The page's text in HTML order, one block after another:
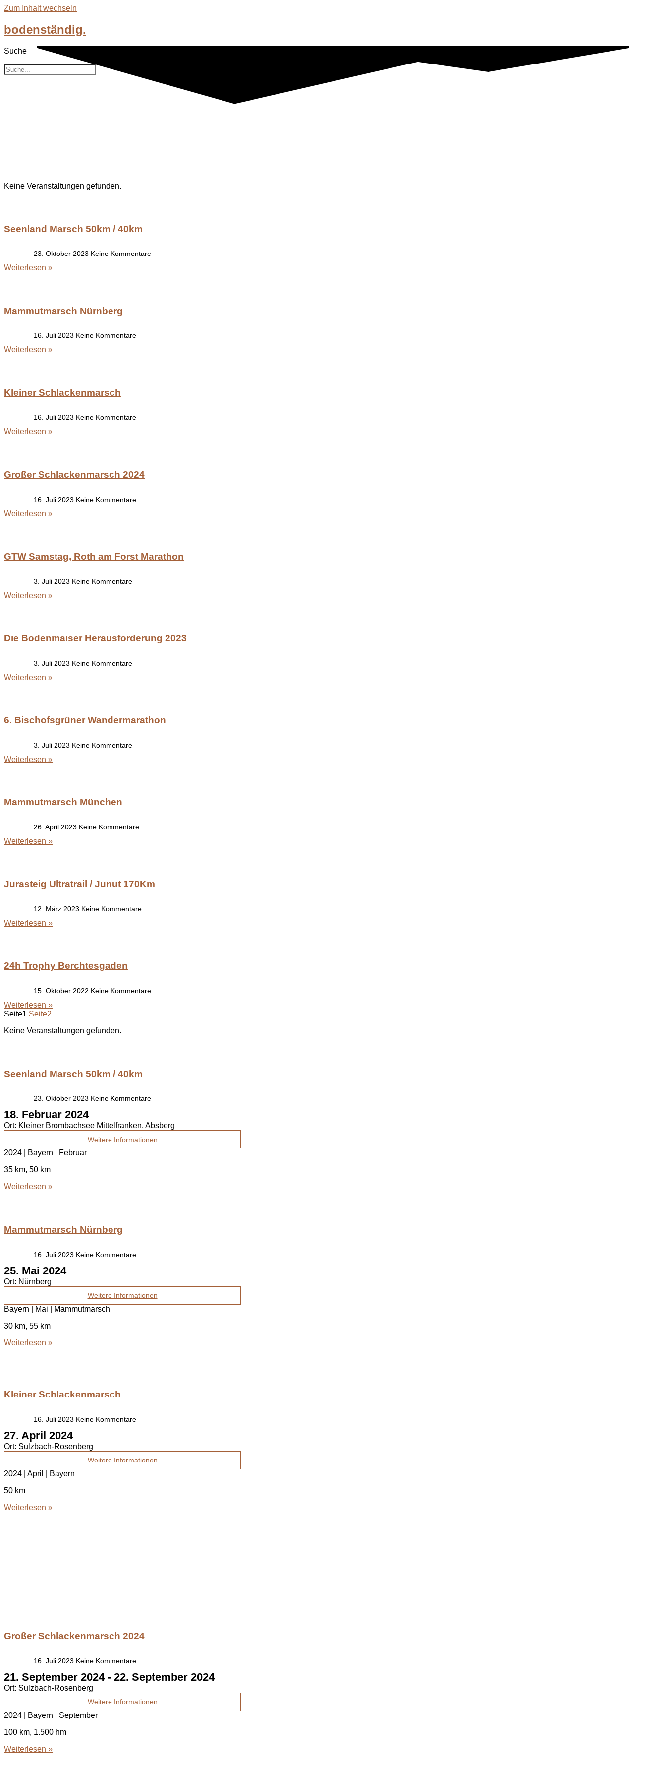
Zum Inhalt wechseln
bodenständig.
Suche
Keine Veranstaltungen gefunden.
Seenland Marsch 50km / 40km
23. Oktober 2023 Keine Kommentare
Weiterlesen »
Mammutmarsch Nürnberg
16. Juli 2023 Keine Kommentare
Weiterlesen »
Kleiner Schlackenmarsch
16. Juli 2023 Keine Kommentare
Weiterlesen »
Großer Schlackenmarsch 2024
16. Juli 2023 Keine Kommentare
Weiterlesen »
GTW Samstag, Roth am Forst Marathon
3. Juli 2023 Keine Kommentare
Weiterlesen »
Die Bodenmaiser Herausforderung 2023
3. Juli 2023 Keine Kommentare
Weiterlesen »
6. Bischofsgrüner Wandermarathon
3. Juli 2023 Keine Kommentare
Weiterlesen »
Mammutmarsch München
26. April 2023 Keine Kommentare
Weiterlesen »
Jurasteig Ultratrail / Junut 170Km
12. März 2023 Keine Kommentare
Weiterlesen »
24h Trophy Berchtesgaden
15. Oktober 2022 Keine Kommentare
Weiterlesen »
Seite1 Seite2
Keine Veranstaltungen gefunden.
Seenland Marsch 50km / 40km
23. Oktober 2023 Keine Kommentare
18. Februar 2024
Ort: Kleiner Brombachsee Mittelfranken, Absberg
Weitere Informationen
2024 | Bayern | Februar
35 km, 50 km
Weiterlesen »
Mammutmarsch Nürnberg
16. Juli 2023 Keine Kommentare
25. Mai 2024
Ort: Nürnberg
Weitere Informationen
Bayern | Mai | Mammutmarsch
30 km, 55 km
Weiterlesen »
Kleiner Schlackenmarsch
16. Juli 2023 Keine Kommentare
27. April 2024
Ort: Sulzbach-Rosenberg
Weitere Informationen
2024 | April | Bayern
50 km
Weiterlesen »
Großer Schlackenmarsch 2024
16. Juli 2023 Keine Kommentare
21. September 2024 - 22. September 2024
Ort: Sulzbach-Rosenberg
Weitere Informationen
2024 | Bayern | September
100 km, 1.500 hm
Weiterlesen »